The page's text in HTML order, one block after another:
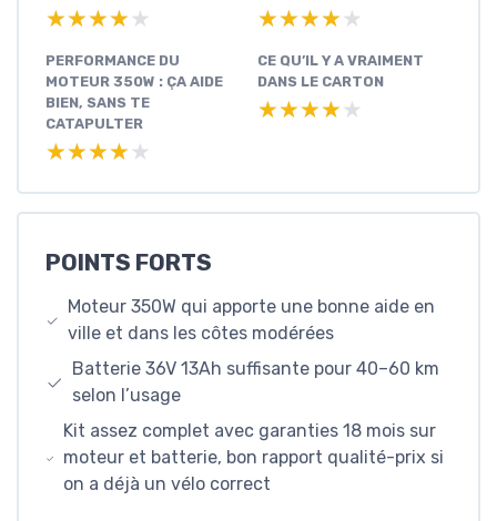
★★★★★
★★★★★ ★★★★★
★★★★★
PERFORMANCE DU
MOTEUR 350W : ÇA AIDE
BIEN, SANS TE
CATAPULTER
★★★★★
★★★★★
CE QU’IL Y A VRAIMENT
DANS LE CARTON
★★★★★
★★★★★
POINTS FORTS
Moteur 350W qui apporte une bonne aide en
ville et dans les côtes modérées
Batterie 36V 13Ah suffisante pour 40–60 km
selon l’usage
Kit assez complet avec garanties 18 mois sur
moteur et batterie, bon rapport qualité-prix si
on a déjà un vélo correct